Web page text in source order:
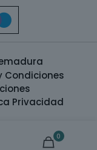
Condiciones
Privacidad
0